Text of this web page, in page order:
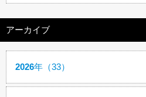
アーカイブ
2026年（33）